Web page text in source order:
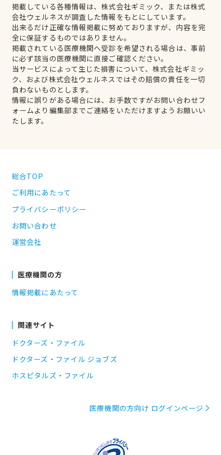
掲載している各種情報は、株式会社ギミック、または株式
会社ウェルネスが調査した情報をもとにしています。
出来るだけ正確な情報掲載に努めておりますが、内容を完
全に保証するものではありません。
掲載されている医療機関へ受診を希望される場合は、事前
に必ず該当の医療機関に直接ご確認ください。
当サービスによって生じた損害について、株式会社ギミッ
ク、および株式会社ウェルネスではその賠償の責任を一切
負わないものとします。
情報に誤りがある場合には、お手数ですがお問い合わせフ
ォームより編集部までご連絡をいただけますようお願いい
たします。
総合TOP
ご利用にあたって
プライバシーポリシー
お問い合わせ
運営会社
医療機関の方
情報掲載にあたって
関連サイト
ドクターズ・ファイル
ドクターズ・ファイル ジョブズ
ホスピタルズ・ファイル
医療機関の方向け ログインページ